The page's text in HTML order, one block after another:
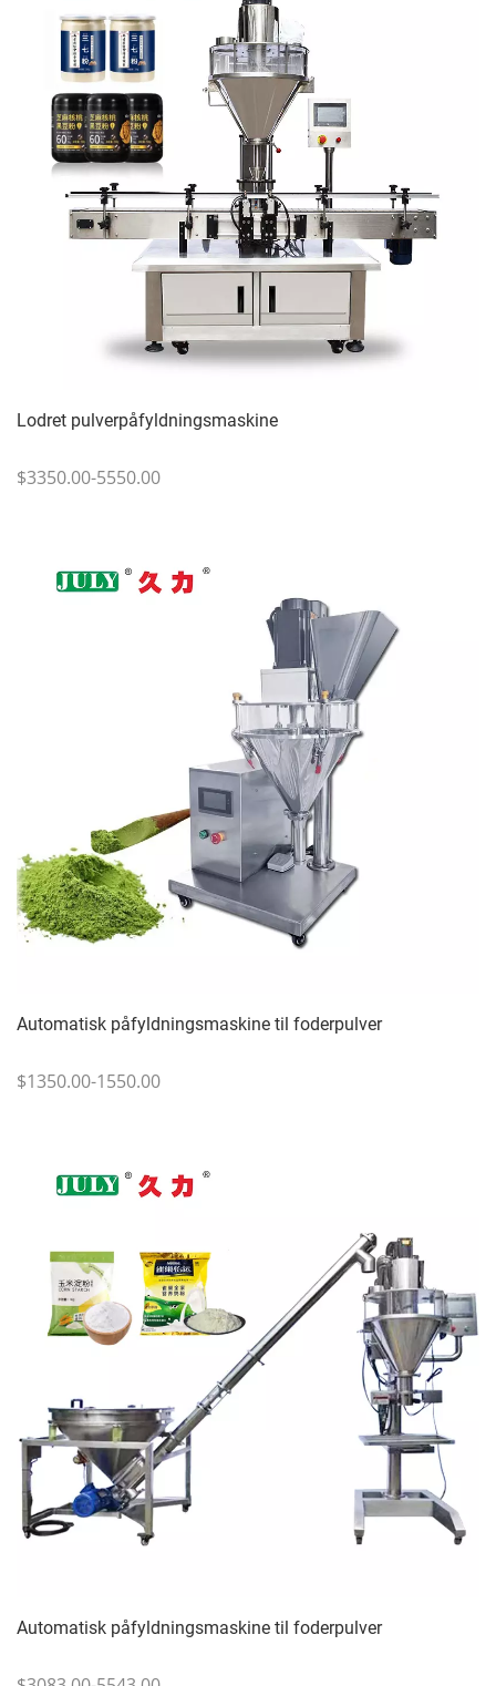
Lodret pulverpåfyldningsmaskine
$3350.00-5550.00
Automatisk påfyldningsmaskine til foderpulver
$1350.00-1550.00
Automatisk påfyldningsmaskine til foderpulver